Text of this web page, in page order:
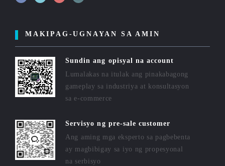
MAKIPAG-UGNAYAN SA AMIN
Sundin ang opisyal na account
Lumalakas na itulak ang pinakabagong
gameplay sa industriya at konsultasyon
sa e-commerce
Servisyo ng pre-sale customer
Ang aming mga eksperto sa pagbebenta
ay magbibigay sa iyo ng propesyonal
na serbisyo